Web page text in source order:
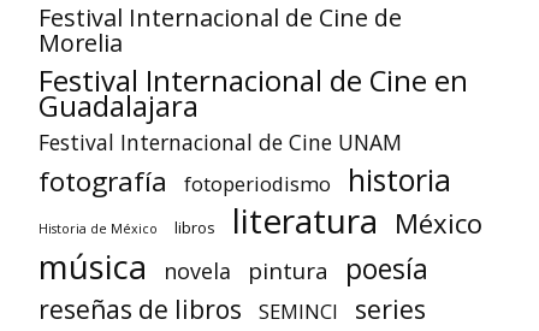
Festival Internacional de Cine de
Morelia
Festival Internacional de Cine en
Guadalajara
Festival Internacional de Cine UNAM
fotografía fotoperiodismo historia
Historia de México libros literatura México
música novela pintura poesía
reseñas de libros SEMINCI series